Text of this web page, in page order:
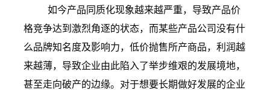
如今产品同质化现象越来越严重，导致产品价
格竞争达到激烈角逐的状态，而某些产品公司没有什
么品牌知名度及影响力，低价抛售所产商品，利润越
来越薄，导致企业由此陷入了举步维艰的发展境地，
甚至走向破产的边缘。对于想要长期做好发展的企业